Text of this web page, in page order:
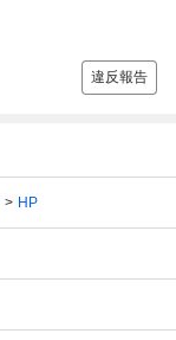
違反報告
HP